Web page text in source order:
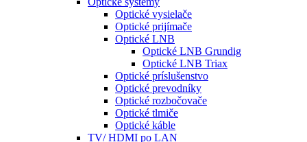
Optické vysielače
Optické prijímače
Optické LNB
Optické LNB Grundig
Optické LNB Triax
Optické príslušenstvo
Optické prevodníky
Optické rozbočovače
Optické tlmiče
Optické káble
TV/ HDMI po LAN